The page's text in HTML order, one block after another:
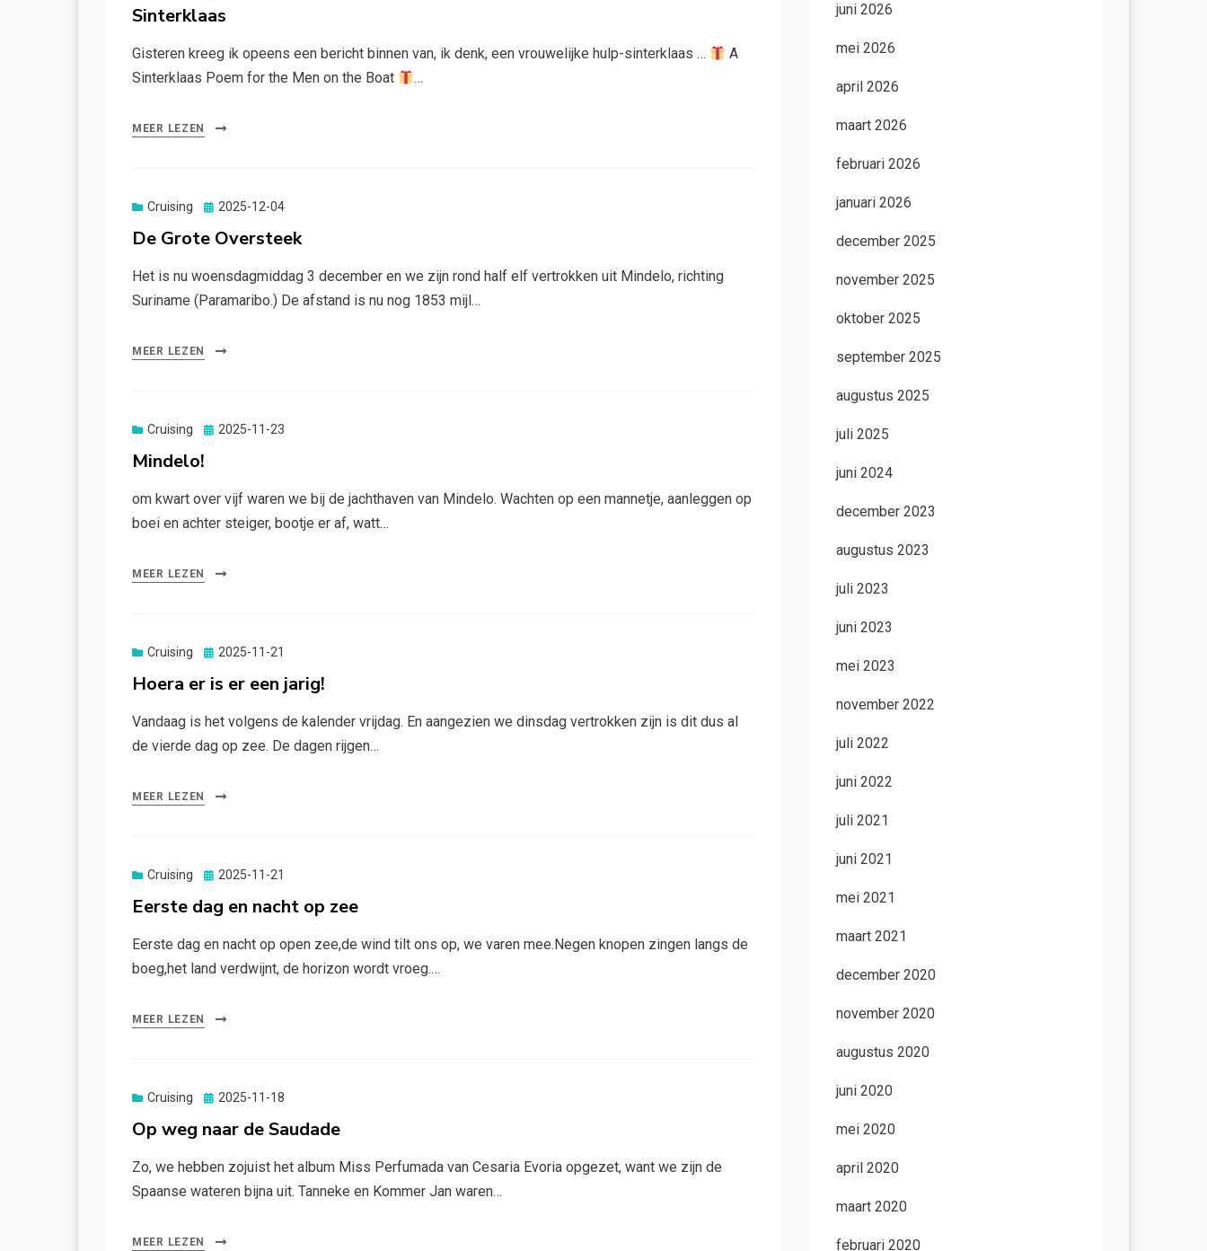
Sinterklaas
Gisteren kreeg ik opeens een bericht binnen van, ik denk, een vrouwelijke hulp-sinterklaas …
A
Sinterklaas Poem for the Men on the Boat
…
MEER LEZEN
Cruising
Gepubliceerd
2025-12-04
De Grote Oversteek
Het is nu woensdagmiddag 3 december en we zijn rond half elf vertrokken uit Mindelo, richting
Suriname (Paramaribo.) De afstand is nu nog 1853 mijl…
MEER LEZEN
Cruising
Gepubliceerd
2025-11-23
Mindelo!
om kwart over vijf waren we bij de jachthaven van Mindelo. Wachten op een mannetje, aanleggen op
boei en achter steiger, bootje er af, watt…
MEER LEZEN
Cruising
Gepubliceerd
2025-11-21
Hoera er is er een jarig!
Vandaag is het volgens de kalender vrijdag. En aangezien we dinsdag vertrokken zijn is dit dus al
de vierde dag op zee. De dagen rijgen…
MEER LEZEN
Cruising
Gepubliceerd
2025-11-21
Eerste dag en nacht op zee
Eerste dag en nacht op open zee,de wind tilt ons op, we varen mee.Negen knopen zingen langs de
boeg,het land verdwijnt, de horizon wordt vroeg.…
MEER LEZEN
Cruising
Gepubliceerd
2025-11-18
Op weg naar de Saudade
Zo, we hebben zojuist het album Miss Perfumada van Cesaria Evoria opgezet, want we zijn de
Spaanse wateren bijna uit. Tanneke en Kommer Jan waren…
MEER LEZEN
juni 2026
mei 2026
april 2026
maart 2026
februari 2026
januari 2026
december 2025
november 2025
oktober 2025
september 2025
augustus 2025
juli 2025
juni 2024
december 2023
augustus 2023
juli 2023
juni 2023
mei 2023
november 2022
juli 2022
juni 2022
juli 2021
juni 2021
mei 2021
maart 2021
december 2020
november 2020
augustus 2020
juni 2020
mei 2020
april 2020
maart 2020
februari 2020